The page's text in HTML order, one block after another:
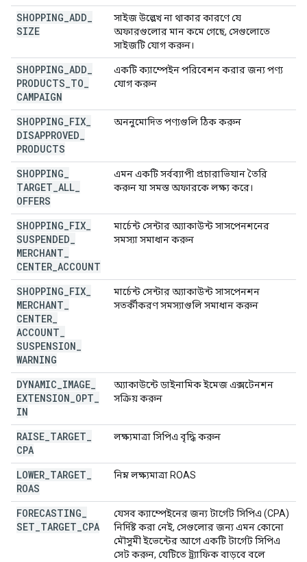
SHOPPING ADD
SIZE
সাইজ উল্লেখ না থাকার কারণে যে
অফারগুলোর মান কমে গেছে, সেগুলোতে
সাইজটি যোগ করুন।
SHOPPING ADD
PRODUCTS TO
CAMPAIGN
একটি ক্যাম্পেইন পরিবেশন করার জন্য পণ্য
যোগ করুন
SHOPPING FIX
DISAPPROVED
PRODUCTS
অননুমোদিত পণ্যগুলি ঠিক করুন
SHOPPING
TARGET ALL
OFFERS
এমন একটি সর্বব্যাপী প্রচারাভিযান তৈরি
করুন যা সমস্ত অফারকে লক্ষ্য করে।
SHOPPING FIX
SUSPENDED
MERCHANT
CENTER ACCOUNT
মার্চেন্ট সেন্টার অ্যাকাউন্ট সাসপেনশনের
সমস্যা সমাধান করুন
SHOPPING FIX
MERCHANT
CENTER
ACCOUNT
SUSPENSION
WARNING
মার্চেন্ট সেন্টার অ্যাকাউন্ট সাসপেনশন
সতর্কীকরণ সমস্যাগুলি সমাধান করুন
DYNAMIC IMAGE
EXTENSION OPT
IN
অ্যাকাউন্টে ডাইনামিক ইমেজ এক্সটেনশন
সক্রিয় করুন
RAISE TARGET
CPA
লক্ষ্যমাত্রা সিপিএ বৃদ্ধি করুন
LOWER TARGET
ROAS
নিম্ন লক্ষ্যমাত্রা ROAS
FORECASTING
SET TARGET CPA
যেসব ক্যাম্পেইনের জন্য টার্গেট সিপিএ (CPA)
নির্দিষ্ট করা নেই, সেগুলোর জন্য এমন কোনো
মৌসুমী ইভেন্টের আগে একটি টার্গেট সিপিএ
সেট করুন, যেটিতে ট্র্যাফিক বাড়বে বলে